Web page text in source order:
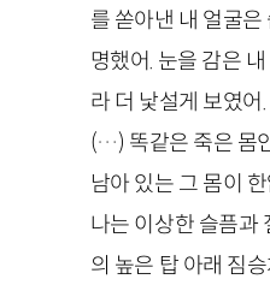
를 쏟아낸 내 얼굴
명했어. 눈을 감은
라 더 낯설게 보였어.
(…) 똑같은 죽은 몸
남아 있는 그 몸이
나는 이상한 슬픔과
의 높은 탑 아래 짐